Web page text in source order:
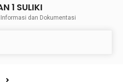
1 SULIKI
dan Dokumentasi